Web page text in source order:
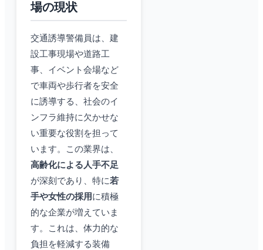
場の現状
交通誘導警備員は、建
設工事現場や道路工
事、イベント会場など
で車両や歩行者を安全
に誘導する、社会のイ
ンフラ維持に欠かせな
い重要な役割を担って
います。この業界は、
高齢化による人手不足
が深刻であり、特に若
手や女性の採用に積極
的な企業が増えていま
す。これは、体力的な
負担を軽減する装備